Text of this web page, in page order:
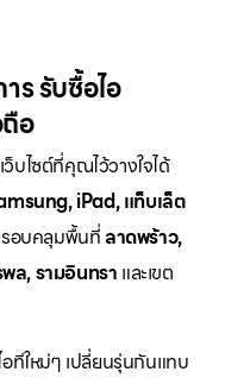
รรับซื้อไอ
อ
ว็บไซต์ที่คุณไว้วางใจได้
iPad, แท็บเล็ต
รอบคลุมพื้นที่ลาดพร้าว,
ล, รามอินทรา และเขต
ทีใหม่ๆ เปลี่ยนรุ่นกันแทบ